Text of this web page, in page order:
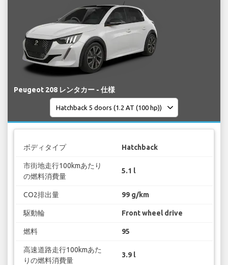
Peugeot 208 レンタカー - 仕様
ボディタイプ Hatchback
市街地走行100kmあたり
の燃料消費量
5.1 l
CO2排出量 99 g/km
駆動輪 Front wheel drive
燃料 95
高速道路走行100kmあた
りの燃料消費量
3.9 l